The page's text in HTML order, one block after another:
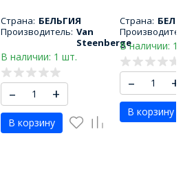
Страна: БЕЛЬГИЯ
Производитель: Van
Steenberge
В наличии: 1 шт.
– +
В корзину
Страна:
В наличии: 1
– +
В корзину